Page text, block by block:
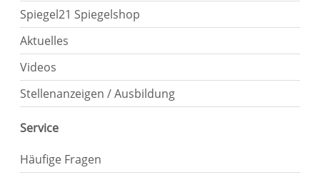
Spiegel21 Spiegelshop
Aktuelles
Videos
Stellenanzeigen / Ausbildung
Service
Häufige Fragen